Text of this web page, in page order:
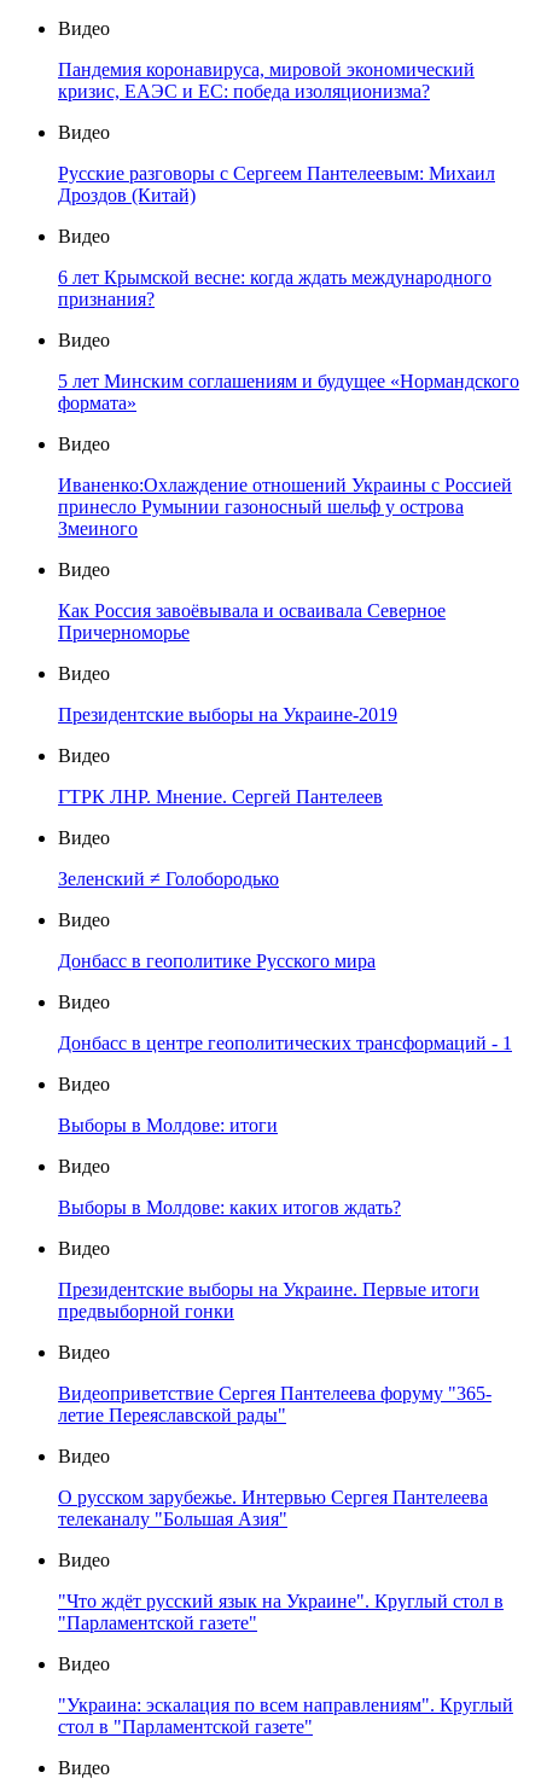
Видео
Пандемия коронавируса, мировой экономический
кризис, ЕАЭС и ЕС: победа изоляционизма?
Видео
Русские разговоры с Сергеем Пантелеевым: Михаил
Дроздов (Китай)
Видео
6 лет Крымской весне: когда ждать международного
признания?
Видео
5 лет Минским соглашениям и будущее «Нормандского
формата»
Видео
Иваненко:Охлаждение отношений Украины с Россией
принесло Румынии газоносный шельф у острова
Змеиного
Видео
Как Россия завоёвывала и осваивала Северное
Причерноморье
Видео
Президентские выборы на Украине-2019
Видео
ГТРК ЛНР. Мнение. Сергей Пантелеев
Видео
Зеленский ≠ Голобородько
Видео
Донбасс в геополитике Русского мира
Видео
Донбасс в центре геополитических трансформаций - 1
Видео
Выборы в Молдове: итоги
Видео
Выборы в Молдове: каких итогов ждать?
Видео
Президентские выборы на Украине. Первые итоги
предвыборной гонки
Видео
Видеоприветствие Сергея Пантелеева форуму "365-
летие Переяславской рады"
Видео
О русском зарубежье. Интервью Сергея Пантелеева
телеканалу "Большая Азия"
Видео
"Что ждёт русский язык на Украине". Круглый стол в
"Парламентской газете"
Видео
"Украина: эскалация по всем направлениям". Круглый
стол в "Парламентской газете"
Видео